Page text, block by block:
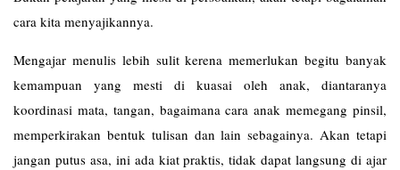
cara kita menyajikannya.
Mengajar menulis lebih sulit kerena memerlukan begitu banyak
kemampuan yang mesti di kuasai oleh anak, diantaranya
koordinasi mata, tangan, bagaimana cara anak memegang pinsil,
memperkirakan bentuk tulisan dan lain sebagainya. Akan tetapi
jangan putus asa, ini ada kiat praktis, tidak dapat langsung di ajar